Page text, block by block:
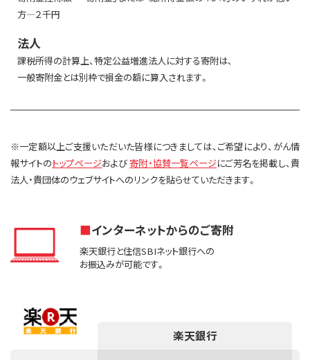
方―２千円
法人
課税所得の計算上、特定公益増進法人に対する寄附は、
一般寄附金とは別枠で損金の額に算入されます。
※一定額以上ご支援いただいた皆様につきましては、ご希望により、がん情
報サイトのトップページおよび 寄附・協賛一覧ページにご芳名を掲載し、貴
法人・貴団体のウェブサイトへのリンクを貼らせていただきます。
インターネットからのご寄附
楽天銀行と住信SBIネット銀行への
お振込みが可能です。
楽天銀行